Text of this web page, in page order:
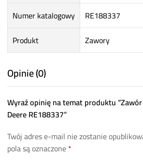
Numer katalogowy
RE188337
Produkt
Zawory
Opinie (0)
Wyraź opinię na temat produktu
Deere RE188337”
Twój adres e-mail nie zostanie
pola są oznaczone*